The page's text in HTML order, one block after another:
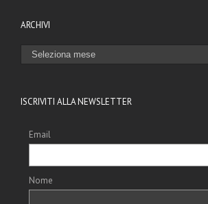
ARCHIVI
ARCHIVI
ISCRIVITI ALLA NEWSLETTER
Email
Nome